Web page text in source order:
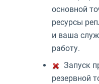
основной
ресурсы
и ваша
работу.
Запуск
резервной